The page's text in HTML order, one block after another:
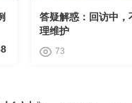
答疑解惑：回访中
理维护
73